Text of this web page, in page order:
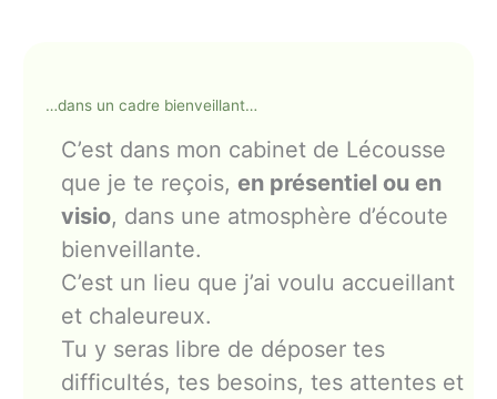
…dans un cadre bienveillant…
C’est dans mon cabinet de Lécousse
que je te reçois, en présentiel ou en
visio, dans une atmosphère d’écoute
bienveillante.
C’est un lieu que j’ai voulu accueillant
et chaleureux.
Tu y seras libre de déposer tes
difficultés, tes besoins, tes attentes et